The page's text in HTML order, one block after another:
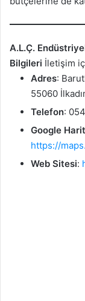
A.L.Ç.
Bilgileri İletişim
Adres:
55060
Telefon:
Google
https://
Web Sitesi: